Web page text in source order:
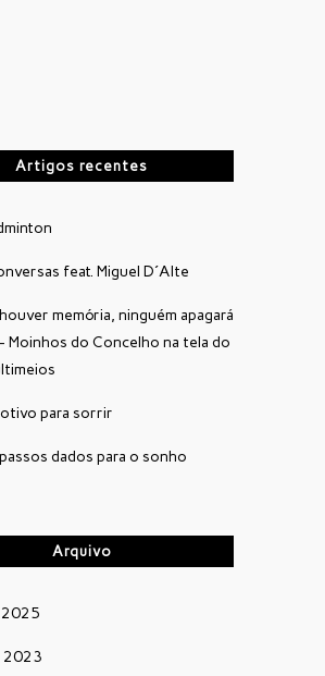
Artigos recentes
feat. Miguel D´Alte
memória, ninguém apagará
Moinhos do Concelho na tela do
para sorrir
dados para o sonho
Arquivo
2023